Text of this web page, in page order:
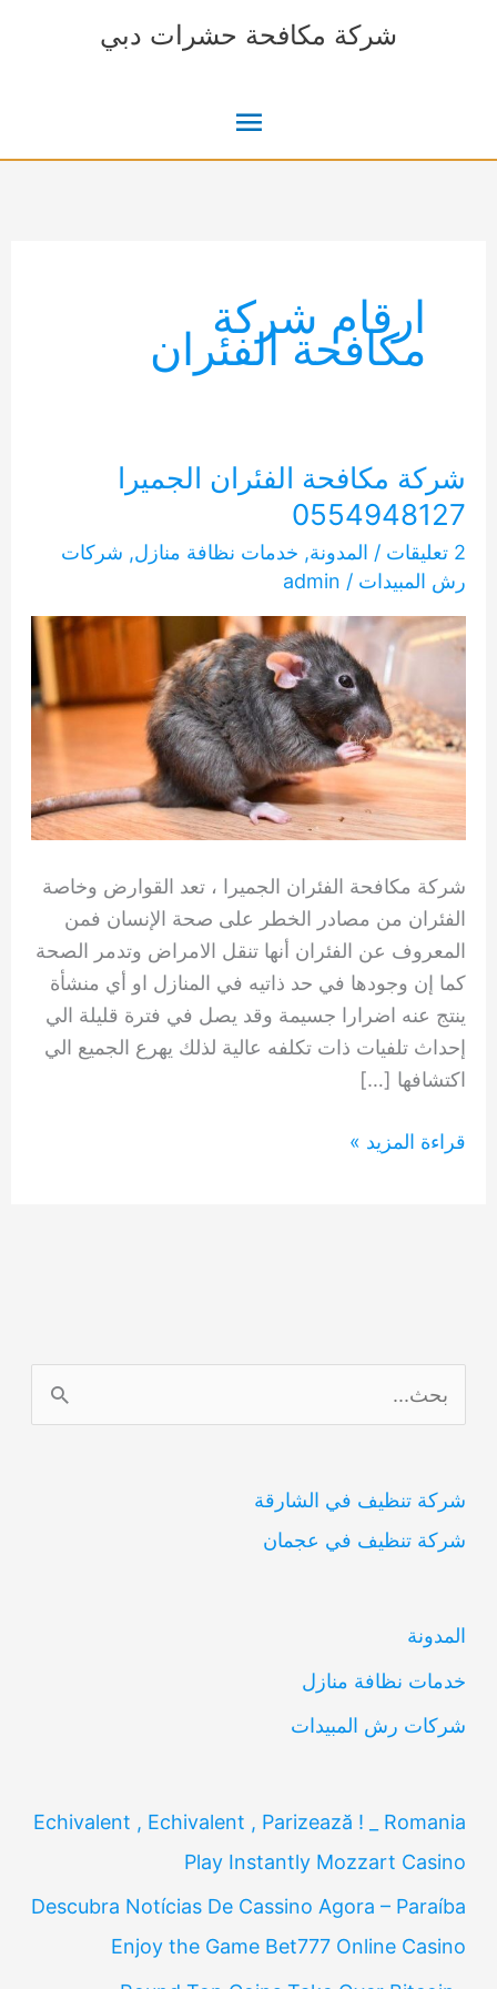
شركة مكافحة حشرات دبي
القائمة
ارقام شركة
مكافحة الفئران
شركة مكافحة الفئران الجميرا
0554948127
2 تعليقات / المدونة, خدمات نظافة منازل, شركات
رش المبيدات /
admin
شركة مكافحة الفئران الجميرا ، تعد القوارض وخاصة
الفئران من مصادر الخطر على صحة الإنسان فمن
المعروف عن الفئران أنها تنقل الامراض وتدمر الصحة
كما إن وجودها في حد ذاتيه في المنازل او أي منشأة
ينتج عنه اضرارا جسيمة وقد يصل في فترة قليلة الي
إحداث تلفيات ذات تكلفه عالية لذلك يهرع الجميع الي
اكتشافها […]
شركة
قراءة المزيد »
ل
ح
ث
ن
شركة تنظيف في الشارقة
شركة تنظيف في عجمان
المدونة
خدمات نظافة منازل
شركات رش المبيدات
Echivalent , Echivalent , Parizează ! _ Romania
Play Instantly Mozzart Casino
Descubra Notícias De Cassino Agora – Paraíba
Enjoy the Game Bet777 Online Casino